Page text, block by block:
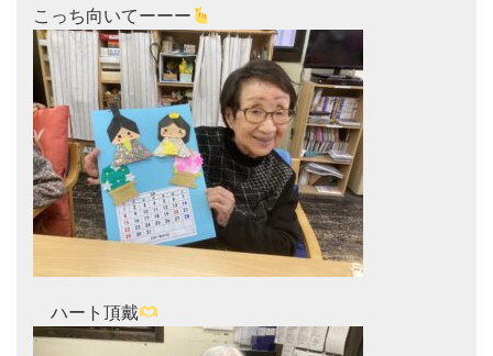
こっち向いてーーー
ハート頂戴